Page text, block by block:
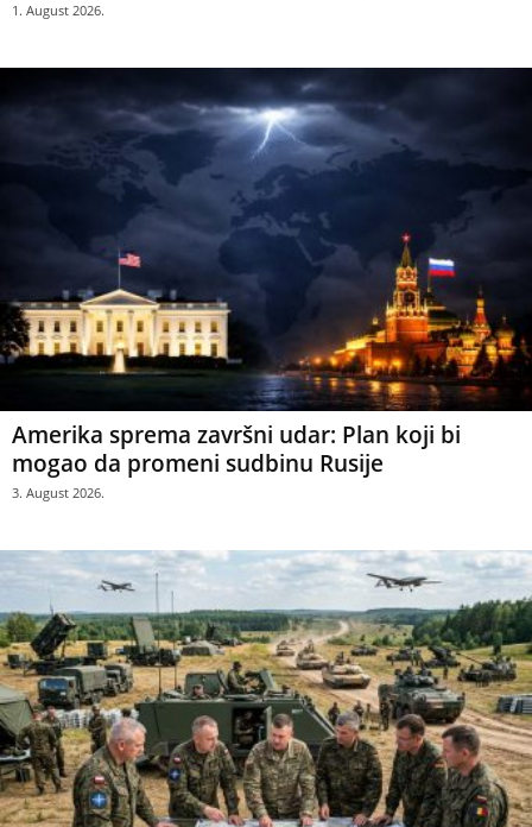
1. August 2026.
Amerika sprema završni udar: Plan koji bi
mogao da promeni sudbinu Rusije
3. August 2026.